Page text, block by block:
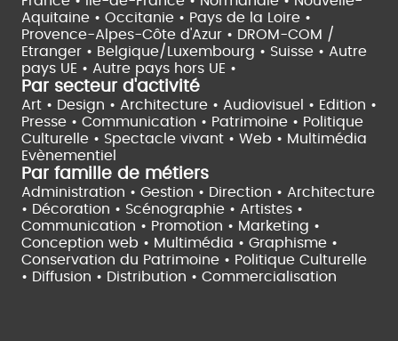
Aquitaine • Occitanie • Pays de la Loire •
Provence-Alpes-Côte d'Azur • DROM-COM /
Etranger • Belgique/Luxembourg • Suisse • Autre
pays UE • Autre pays hors UE •
Par secteur d'activité
Art • Design • Architecture • Audiovisuel • Edition •
Presse • Communication • Patrimoine • Politique
Culturelle • Spectacle vivant • Web • Multimédia
Evènementiel
Par famille de métiers
Administration • Gestion • Direction • Architecture
• Décoration • Scénographie • Artistes •
Communication • Promotion • Marketing •
Conception web • Multimédia • Graphisme •
Conservation du Patrimoine • Politique Culturelle
• Diffusion • Distribution • Commercialisation